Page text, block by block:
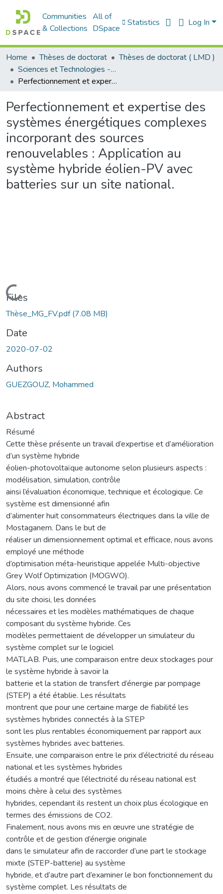
Communities
& Collections
All of
DSpace
Statistics Log In
Home Thèses de doctorat
Thèses de doctorat ( LMD )
Sciences et Technologies - العلوم و التكنولوجيا
Perfectionnement et expertise des systèmes énergétiques complexes incorporant des sources renouvelables : Application au système hybride éolien-PV avec batteries sur un site national.
Perfectionnement et expertise des
systèmes énergétiques complexes
incorporant des sources
renouvelables : Application au
système hybride éolien-PV avec
batteries sur un site national.
Loading...
Files
Thèse_MG_FV.pdf(7.08 MB)
Date
2020-07-02
Authors
GUEZGOUZ, Mohammed
Abstract
Résumé
Cette thèse présente un travail d’expertise et d’amélioration
d’un système hybride
éolien-photovoltaïque autonome selon plusieurs aspects :
modélisation, simulation, contrôle
ainsi l’évaluation économique, technique et écologique. Ce
système est dimensionné afin
d’alimenter huit consommateurs électriques dans la ville de
Mostaganem. Dans le but de
réaliser un dimensionnement optimal et efficace, nous avons
employé une méthode
d’optimisation méta-heuristique appelée Multi-objective
Grey Wolf Optimization (MOGWO).
Alors, nous avons commencé le travail par une présentation
du site choisi, les données
nécessaires et les modèles mathématiques de chaque
composant du système hybride. Ces
modèles permettaient de développer un simulateur du
système complet sur le logiciel
MATLAB. Puis, une comparaison entre deux stockages pour
le système hybride à savoir la
batterie et la station de transfert d’énergie par pompage
(STEP) a été établie. Les résultats
montrent que pour une certaine marge de fiabilité les
systèmes hybrides connectés à la STEP
sont les plus rentables économiquement par rapport aux
systèmes hybrides avec batteries.
Ensuite, une comparaison entre le prix d’électricité du réseau
national et les systèmes hybrides
étudiés a montré que l’électricité du réseau national est
moins chère à celui des systèmes
hybrides, cependant ils restent un choix plus écologique en
termes des émissions de CO2.
Finalement, nous avons mis en œuvre une stratégie de
contrôle et de gestion d’énergie originale
dans le simulateur afin de raccorder d’une part le stockage
mixte (STEP-batterie) au système
hybride, et d’autre part d’examiner le bon fonctionnement du
système complet. Les résultats de